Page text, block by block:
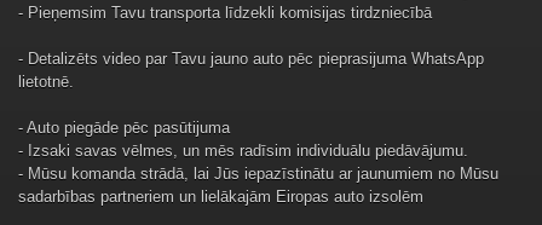
- Pieņemsim Tavu transporta līdzekli komisijas tirdzniecībā
- Detalizēts video par Tavu jauno auto pēc pieprasijuma WhatsApp
lietotnē.
- Auto piegāde pēc pasūtijuma
- Izsaki savas vēlmes, un mēs radīsim individuālu piedāvājumu.
- Mūsu komanda strādā, lai Jūs iepazīstinātu ar jaunumiem no Mūsu
sadarbības partneriem un lielākajām Eiropas auto izsolēm